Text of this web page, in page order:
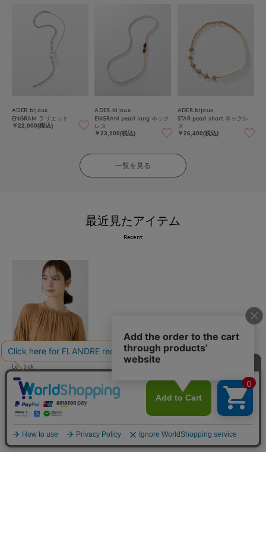
ADER.bijoux
ENGRAM ラリエット
￥22,000(税込)
ADER.bijoux
ENGRAM pearl long ネック
レス
￥23,100(税込)
ADER.bijoux
STAR pearl short ネックレ
ス
￥26,400(税込)
一覧を見る
最近見たアイテム
Recent
Le Souk
ミックスチェーンネックレ
ス
￥6,600(税込)
店舗